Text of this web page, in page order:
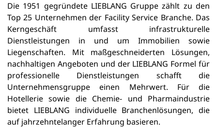
Die 1951 gegründete LIEBLANG Gruppe zählt zu den
Top 25 Unternehmen der Facility Service Branche. Das
Kerngeschäft umfasst infrastrukturelle
Dienstleistungen in und um Immobilien sowie
Liegenschaften. Mit maßgeschneiderten Lösungen,
nachhaltigen Angeboten und der LIEBLANG Formel für
professionelle Dienstleistungen schafft die
Unternehmensgruppe einen Mehrwert. Für die
Hotellerie sowie die Chemie- und Pharmaindustrie
bietet LIEBLANG individuelle Branchenlösungen, die
auf jahrzehntelanger Erfahrung basieren.